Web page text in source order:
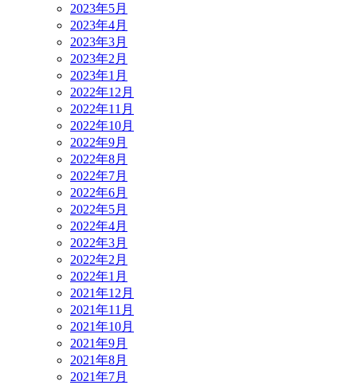
2023年5月
2023年4月
2023年3月
2023年2月
2023年1月
2022年12月
2022年11月
2022年10月
2022年9月
2022年8月
2022年7月
2022年6月
2022年5月
2022年4月
2022年3月
2022年2月
2022年1月
2021年12月
2021年11月
2021年10月
2021年9月
2021年8月
2021年7月